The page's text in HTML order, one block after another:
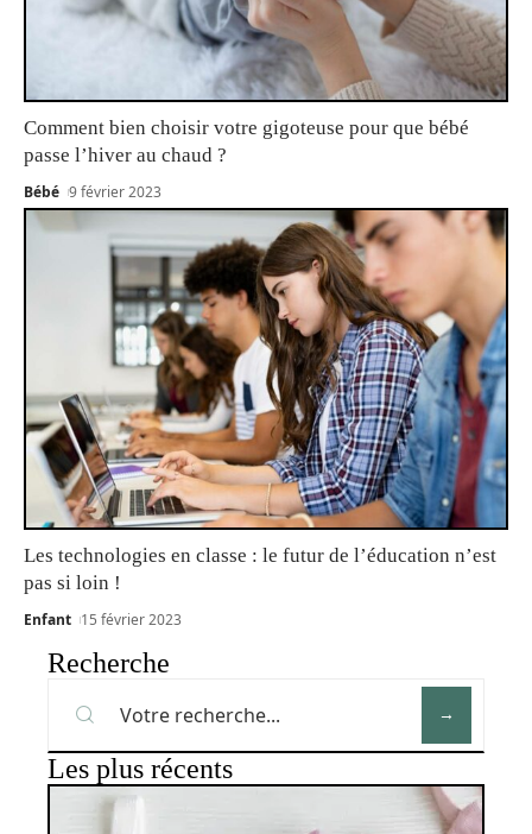
Comment bien choisir votre gigoteuse pour que bébé
passe l’hiver au chaud ?
Bébé 9 février 2023
Les technologies en classe : le futur de l’éducation n’est
pas si loin !
Enfant 15 février 2023
Recherche
Les plus récents